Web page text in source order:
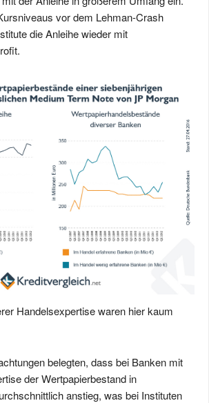
vor dem Lehman-Crash
die Anleihe wieder mit
Handelsexpertise waren hier kaum
belegten, dass bei Banken mit
der Wertpapierbestand in
anstieg, was bei Instituten